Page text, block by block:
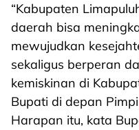
“Kabupaten
daerah bisa
mewujudkan
sekaligus berperan
kemiskinan di
Bupati di depan
Harapan itu, kata